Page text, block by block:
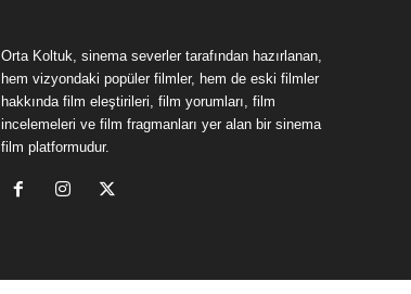
Orta Koltuk, sinema severler tarafından hazırlanan,
hem vizyondaki popüler filmler, hem de eski filmler
hakkında film eleştirileri, film yorumları, film
incelemeleri ve film fragmanları yer alan bir sinema
film platformudur.